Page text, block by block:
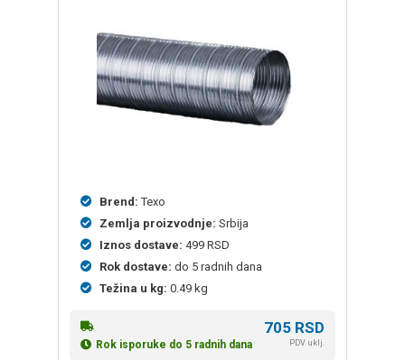
Brend: Texo
Zemlja proizvodnje: Srbija
Iznos dostave: 499 RSD
Rok dostave: do 5 radnih dana
Težina u kg: 0.49 kg
Rok isporuke do 5 radnih dana
705 RSD
PDV uklj.